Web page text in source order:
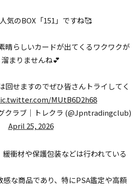
気のBOX「151」ですね🥰
晴らしいカードが出てくるワクワクが
溜まりませんね💕
回せますのでぜひ皆さんトライしてく
MUtB6D2h68
クラブ｜トレクラ (@Jpntradingclub)
April 25, 2026
衝材や保護包装などは行われている
感な商品であり、特にPSA鑑定や高額